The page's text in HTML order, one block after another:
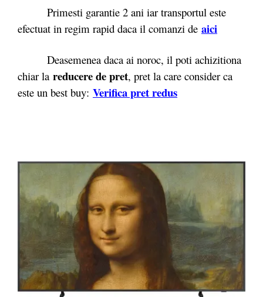
Primesti garantie 2 ani iar transportul este
efectuat in regim rapid daca il comanzi de aici
Deasemenea daca ai noroc, il poti achizitiona
chiar la reducere de pret, pret la care consider ca
este un best buy: Verifica pret redus